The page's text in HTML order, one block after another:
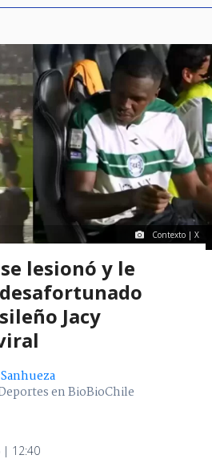
Contexto | X
lesionó y le
Jacy
en BioBioChile
| 12:40